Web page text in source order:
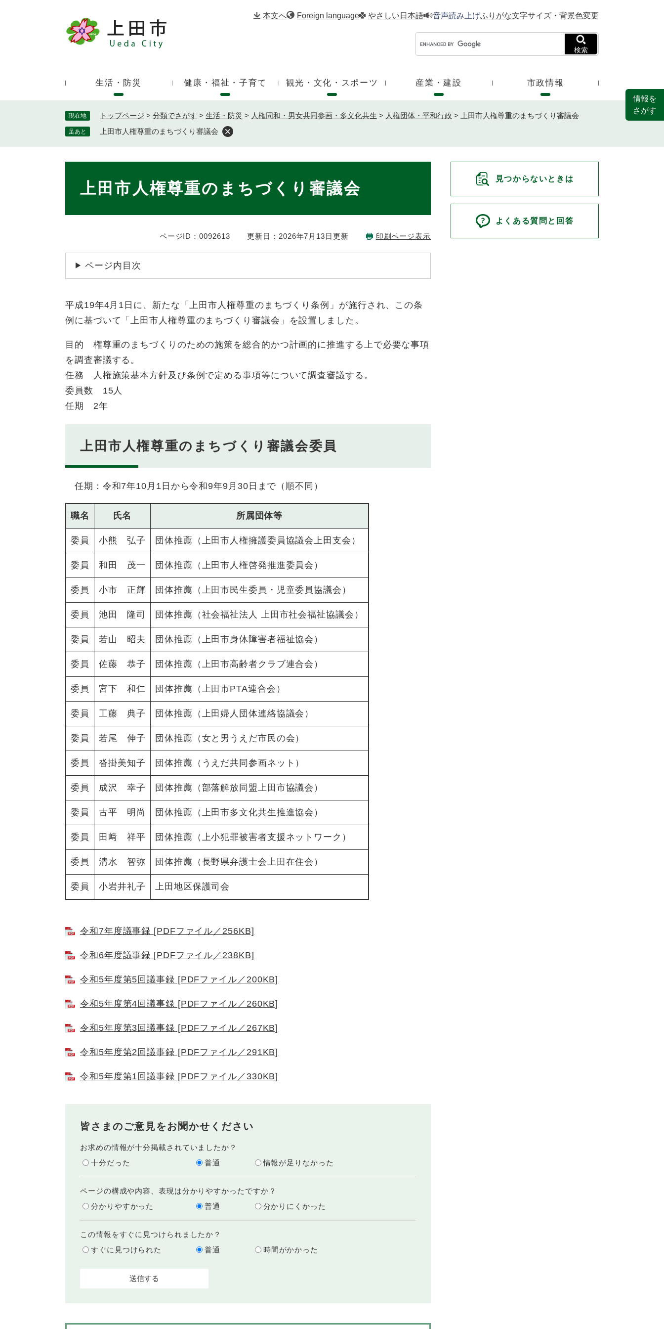
。
本文へ Foreign language やさしい日本語 音声読み上げふりがな文字サイズ・背景色変更
ド
検索
生活・防災 健康・福祉・子育て 観光・文化・スポーツ 産業・建設 市政情報
現在地 トップページ > 分類でさがす > 生活・防災 > 人権同和・男女共同参画・多文化共生 > 人権団体・平和行政 > 上田市人権尊重のまちづくり審議会
足あと 上田市人権尊重のまちづくり審議会
上田市人権尊重のまちづくり審議会
ページID：0092613 更新日：2026年7月13日更新 印刷ページ表示
ページ内目次
平成19年4月1日に、新たな「上田市人権尊重のまちづくり条例」が施行され、この条
例に基づいて「上田市人権尊重のまちづくり審議会」を設置しました。
目的 権尊重のまちづくりのための施策を総合的かつ計画的に推進する上で必要な事項
を調査審議する。
任務 人権施策基本方針及び条例で定める事項等について調査審議する。
委員数 15人
任期 2年
上田市人権尊重のまちづくり審議会委員
任期：令和7年10月1日から令和9年9月30日まで（順不同）
職名 氏名 所属団体等
委員 小熊 弘子 団体推薦（上田市人権擁護委員協議会上田支会）
委員 和田 茂一 団体推薦（上田市人権啓発推進委員会）
委員 小市 正輝 団体推薦（上田市民生委員・児童委員協議会）
委員 池田 隆司 団体推薦（社会福祉法人 上田市社会福祉協議会）
委員 若山 昭夫 団体推薦（上田市身体障害者福祉協会）
委員 佐藤 恭子 団体推薦（上田市高齢者クラブ連合会）
委員 宮下 和仁 団体推薦（上田市PTA連合会）
委員 工藤 典子 団体推薦（上田婦人団体連絡協議会）
委員 若尾 伸子 団体推薦（女と男うえだ市民の会）
委員 沓掛美知子 団体推薦（うえだ共同参画ネット）
委員 成沢 幸子 団体推薦（部落解放同盟上田市協議会）
委員 古平 明尚 団体推薦（上田市多文化共生推進協会）
委員 田﨑 祥平 団体推薦（上小犯罪被害者支援ネットワーク）
委員 清水 智弥 団体推薦（長野県弁護士会上田在住会）
委員 小岩井礼子 上田地区保護司会
令和7年度議事録 [PDFファイル／256KB]
令和6年度議事録 [PDFファイル／238KB]
令和5年度第5回議事録 [PDFファイル／200KB]
令和5年度第4回議事録 [PDFファイル／260KB]
令和5年度第3回議事録 [PDFファイル／267KB]
令和5年度第2回議事録 [PDFファイル／291KB]
令和5年度第1回議事録 [PDFファイル／330KB]
皆さまのご意見をお聞かせください
お求めの情報が十分掲載されていましたか？
十分だった
普通 情報が足りなかった
ページの構成や内容、表現は分かりやすかったですか？
分かりやすかった
普通 分かりにくかった
この情報をすぐに見つけられましたか？
すぐに見つけられた
普通 時間がかかった
見つからないときは
よくある質問と回答
情報を
さがす